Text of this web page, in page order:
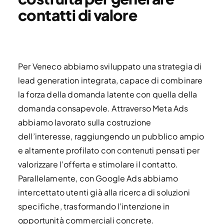
contatti di valore
Per Veneco abbiamo sviluppato una strategia di
lead generation integrata, capace di combinare
la forza della domanda latente con quella della
domanda consapevole. Attraverso Meta Ads
abbiamo lavorato sulla costruzione
dell’interesse, raggiungendo un pubblico ampio
e altamente profilato con contenuti pensati per
valorizzare l’offerta e stimolare il contatto.
Parallelamente, con Google Ads abbiamo
intercettato utenti già alla ricerca di soluzioni
specifiche, trasformando l’intenzione in
opportunità commerciali concrete.